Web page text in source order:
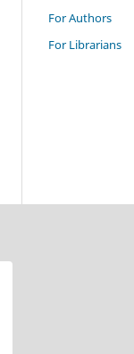
For Authors
For Librarians